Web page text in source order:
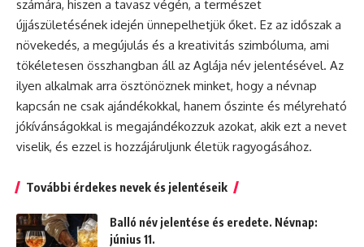
számára, hiszen a tavasz végén, a természet
újjászületésének idején ünnepelhetjük őket. Ez az időszak a
növekedés, a megújulás és a kreativitás szimbóluma, ami
tökéletesen összhangban áll az Aglája név jelentésével. Az
ilyen alkalmak arra ösztönöznek minket, hogy a névnap
kapcsán ne csak ajándékokkal, hanem őszinte és mélyreható
jókívánságokkal is megajándékozzuk azokat, akik ezt a nevet
viselik, és ezzel is hozzájáruljunk életük ragyogásához.
További érdekes nevek és jelentéseik
Balló név jelentése és eredete. Névnap:
június 11.